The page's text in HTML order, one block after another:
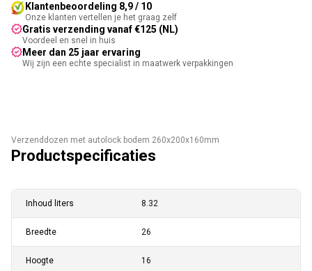
Klantenbeoordeling 8,9 / 10
Onze klanten vertellen je het graag zelf
Gratis verzending vanaf €125 (NL)
Voordeel en snel in huis
Meer dan 25 jaar ervaring
Wij zijn een echte specialist in maatwerk verpakkingen
Verzenddozen met autolock bodem 260x200x160mm
Productspecificaties
Inhoud liters 8.32
Breedte 26
Hoogte 16